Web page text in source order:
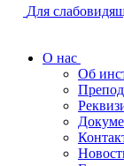
Для
О нас
Об